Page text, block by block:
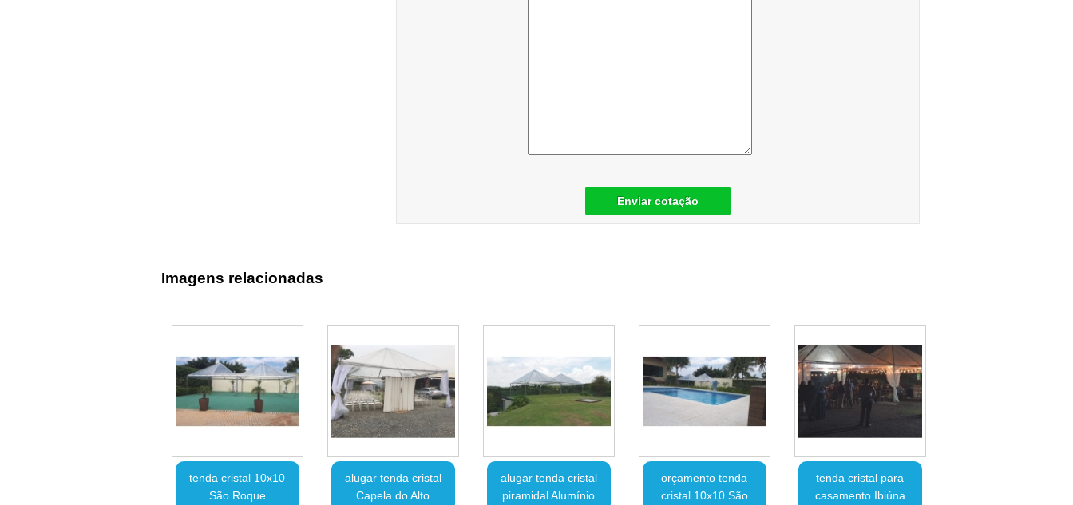
Enviar cotação
Imagens relacionadas
tenda cristal 10x10
São Roque
alugar tenda cristal
Capela do Alto
alugar tenda cristal
piramidal Alumínio
orçamento tenda
cristal 10x10 São
tenda cristal para
casamento Ibiúna